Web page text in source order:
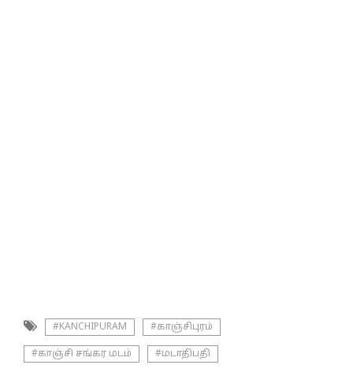
#KANCHIPURAM #காஞ்சிபுரம்
#காஞ்சி சங்கர மடம் #மடாதிபதி